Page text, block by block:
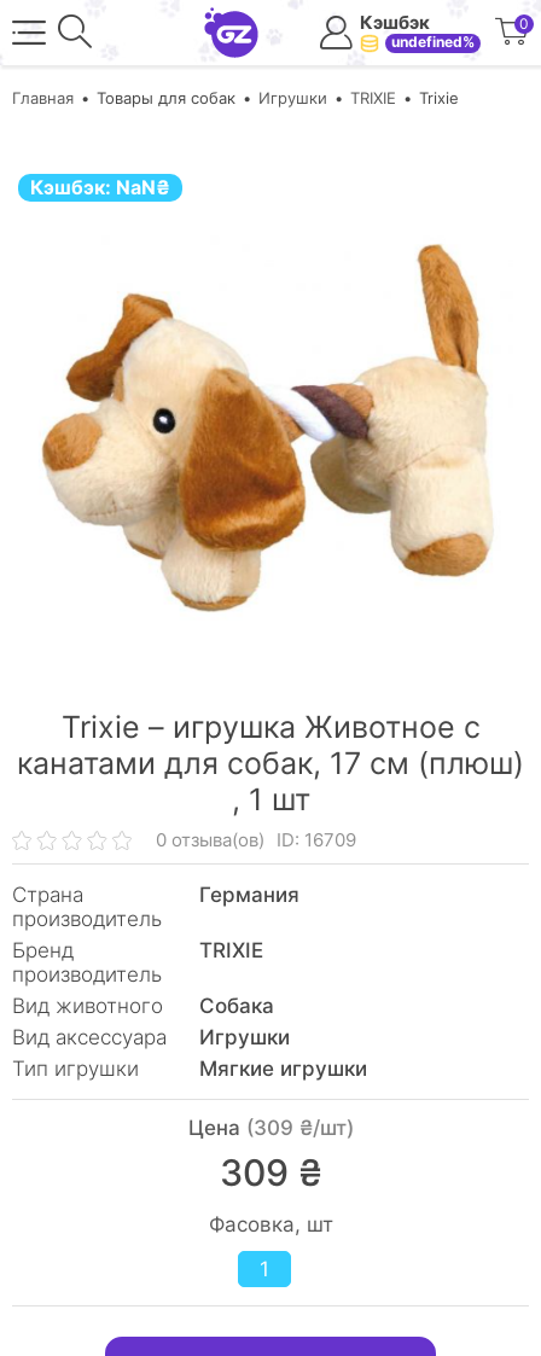
Кэшбэк
undefined%
0
Главная Товары для собак Игрушки TRIXIE Trixie
Кэшбэк: NaN₴
Trixie – игрушка Животное с
канатами для собак, 17 см (плюш)
, 1 шт
0 отзыва(ов) ID: 16709
Страна
производитель
Германия
Бренд
производитель
TRIXIE
Вид животного
Собака
Вид аксессуара
Игрушки
Тип игрушки
Мягкие игрушки
Цена (309 ₴/шт)
309 ₴
Фасовка, шт
1